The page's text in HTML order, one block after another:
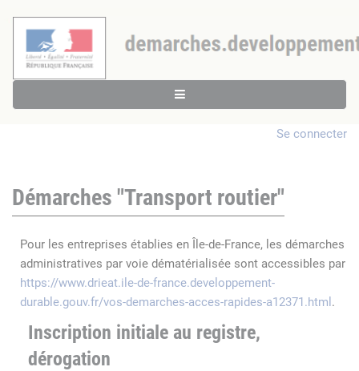
Se connecter
Démarches "Transport routier"
Pour les entreprises établies en Île-de-France, les démarches
administratives par voie dématérialisée sont accessibles par
https://www.drieat.ile-de-france.developpement-
durable.gouv.fr/vos-demarches-acces-rapides-a12371.html .
Inscription initiale au registre,
dérogation